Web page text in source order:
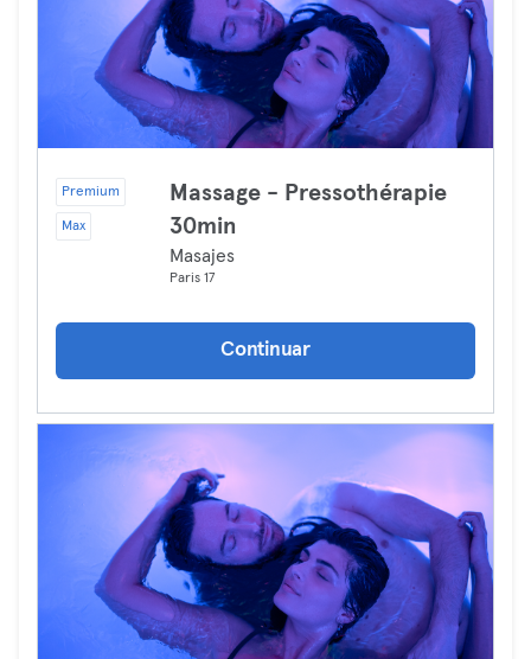
Premium
Max
Massage - Pressothérapie
30min
Masajes
Paris 17
Continuar